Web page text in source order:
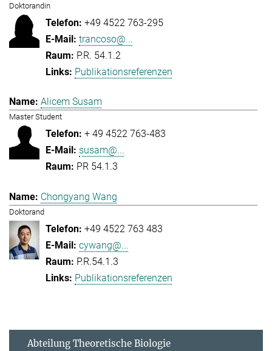
Doktorandin
+49 4522 763-295
trancoso@...
P.R. 54.1.2
Publikationsreferenzen
Alicem Susam
Master Student
+ 49 4522 763-483
susam@...
PR 54.1.3
Chongyang Wang
Doktorand
+49 4522 763 483
cywang@...
P.R.54.1.3
Publikationsreferenzen
Abteilung Theoretische Biologie